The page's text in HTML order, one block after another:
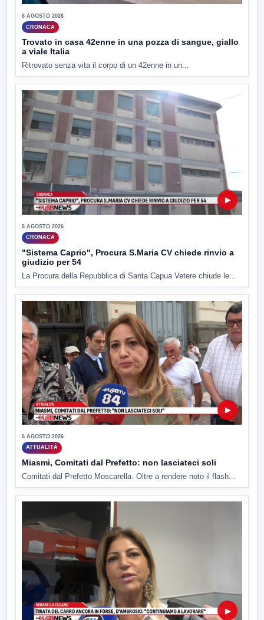
6 AGOSTO 2026
CRONACA
Trovato in casa 42enne in una pozza di sangue, giallo
a viale Italia
Ritrovato senza vita il corpo di un 42enne in un...
▶
6 AGOSTO 2026
CRONACA
"Sistema Caprio", Procura S.Maria CV chiede rinvio a
giudizio per 54
La Procura della Repubblica di Santa Capua Vetere chiude le...
▶
6 AGOSTO 2026
ATTUALITÀ
Miasmi, Comitati dal Prefetto: non lasciateci soli
Comitati dal Prefetto Moscarella. Oltre a rendere noto il flash...
▶